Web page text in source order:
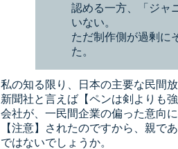
認める一方、「ジャ
いない。
ただ制作側が過剰に
た。
私の知る限り、日本の主要な民間
新聞社と言えば【ペンは剣よりも
会社が、一民間企業の偏った意向
【注意】されたのですから、親で
ではないでしょうか。